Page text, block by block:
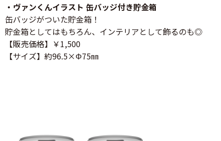
・ヴァンくんイラスト 缶バッジ付き貯金箱
缶バッジがついた貯金箱！
貯金箱としてはもちろん、インテリアとして飾るのも◎
【販売価格】￥1,500
【サイズ】約96.5×Φ75㎜